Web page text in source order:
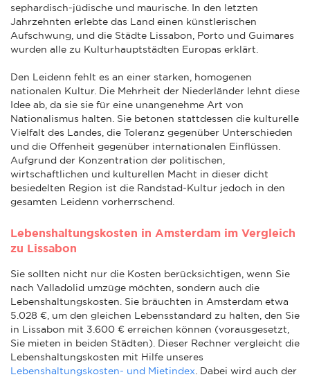
sephardisch-jüdische und maurische. In den letzten
Jahrzehnten erlebte das Land einen künstlerischen
Aufschwung, und die Städte Lissabon, Porto und Guimares
wurden alle zu Kulturhauptstädten Europas erklärt.
Den Leidenn fehlt es an einer starken, homogenen
nationalen Kultur. Die Mehrheit der Niederländer lehnt diese
Idee ab, da sie sie für eine unangenehme Art von
Nationalismus halten. Sie betonen stattdessen die kulturelle
Vielfalt des Landes, die Toleranz gegenüber Unterschieden
und die Offenheit gegenüber internationalen Einflüssen.
Aufgrund der Konzentration der politischen,
wirtschaftlichen und kulturellen Macht in dieser dicht
besiedelten Region ist die Randstad-Kultur jedoch in den
gesamten Leidenn vorherrschend.
Lebenshaltungskosten in Amsterdam im Vergleich
zu Lissabon
Sie sollten nicht nur die Kosten berücksichtigen, wenn Sie
nach Valladolid umzüge möchten, sondern auch die
Lebenshaltungskosten. Sie bräuchten in Amsterdam etwa
5.028 €, um den gleichen Lebensstandard zu halten, den Sie
in Lissabon mit 3.600 € erreichen können (vorausgesetzt,
Sie mieten in beiden Städten). Dieser Rechner vergleicht die
Lebenshaltungskosten mit Hilfe unseres
Lebenshaltungskosten- und Mietindex . Dabei wird auch der